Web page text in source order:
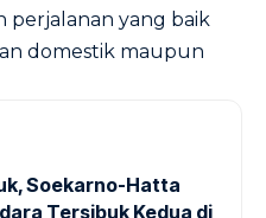
yang baik
domestik maupun
Soekarno-Hatta
Tersibuk Kedua di